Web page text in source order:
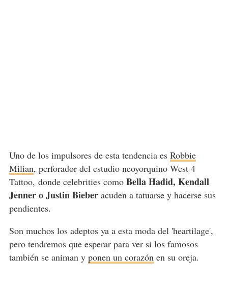
Uno de los impulsores de esta tendencia es Robbie
Milian, perforador del estudio neoyorquino West 4
Tattoo, donde celebrities como Bella Hadid, Kendall
Jenner o Justin Bieberacuden a tatuarse y hacerse sus
pendientes.
Son muchos los adeptos ya a esta moda del 'heartilage',
pero tendremos que esperar para ver si los famosos
también se animan y ponen un corazónen su oreja.